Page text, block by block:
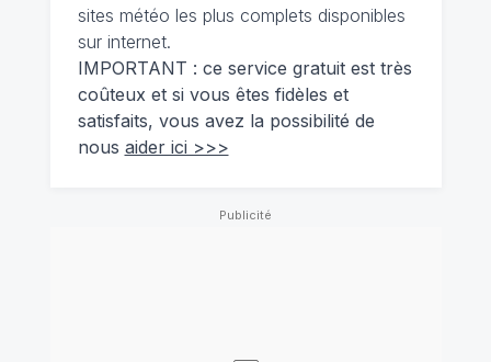
sites météo les plus complets disponibles
sur internet.
IMPORTANT : ce service gratuit est très
coûteux et si vous êtes fidèles et
satisfaits, vous avez la possibilité de
nous aider ici >>>